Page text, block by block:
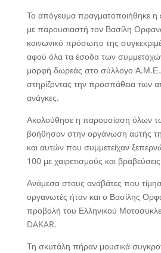
Το απόγευμα πραγματοποιήθηκε
με παρουσιαστή τον Βασίλη
κοινωνικό πρόσωπο της
αφού όλα τα έσοδα των
μορφή δωρεάς στο σύλλογο
στηρίζοντας την προσπάθεια των
ανάγκες.
Ακολούθησε η παρουσίαση όλων
βοήθησαν στην οργάνωση αυτής
και αυτών που συμμετείχαν
100 με χαιρετισμούς και
Ανάμεσα στους αναβάτες που
οργανωτές ήταν και ο Βασίλης
προβολή του Ελληνικού
DAKAR.
Τη σκυτάλη πήραν μουσικά